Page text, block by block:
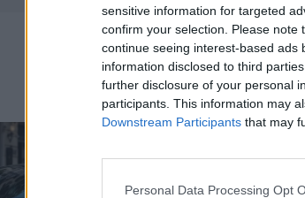
sensitive information for targeted
confirm your selection. Please
continue seeing interest-based ads
information disclosed to third
further disclosure of your personal
participants. This information may
Downstream Participants that may
Personal Data Processing Opt